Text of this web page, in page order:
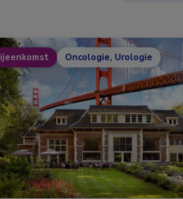
Oncologie, Urologie